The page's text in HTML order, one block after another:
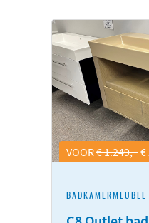
VOOR€ 1.249,-€
BADKAMERMEUBEL